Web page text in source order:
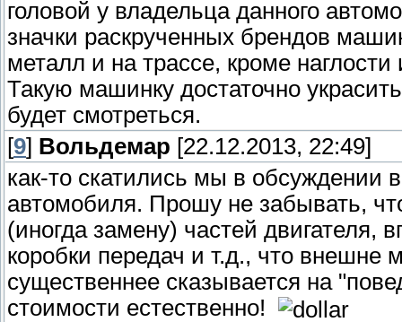
головой у владельца данного
значки раскрученных брендов
металл и на трассе, кроме
Такую машинку достаточно
будет смотреться.
[9] Вольдемар [22.12.2013, 22:49]
как-то скатились мы в обсуждении
автомобиля. Прошу не забывать,
(иногда замену) частей двигателя,
коробки передач и т.д., что внешне
существеннее сказывается на
стоимости естественно!